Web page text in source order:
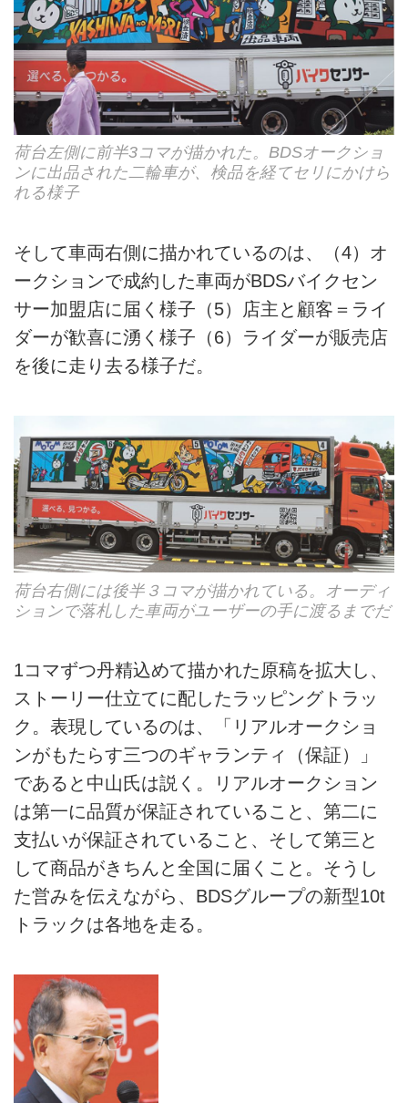
荷台左側に前半3コマが描かれた。BDSオークショ
ンに出品された二輪車が、検品を経てセリにかけら
れる様子
そして車両右側に描かれているのは、（4）オ
ークションで成約した車両がBDSバイクセン
サー加盟店に届く様子（5）店主と顧客＝ライ
ダーが歓喜に湧く様子（6）ライダーが販売店
を後に走り去る様子だ。
荷台右側には後半３コマが描かれている。オーディ
ションで落札した車両がユーザーの手に渡るまでだ
1コマずつ丹精込めて描かれた原稿を拡大し、
ストーリー仕立てに配したラッピングトラッ
ク。表現しているのは、「リアルオークショ
ンがもたらす三つのギャランティ（保証）」
であると中山氏は説く。リアルオークション
は第一に品質が保証されていること、第二に
支払いが保証されていること、そして第三と
して商品がきちんと全国に届くこと。そうし
た営みを伝えながら、BDSグループの新型10t
トラックは各地を走る。